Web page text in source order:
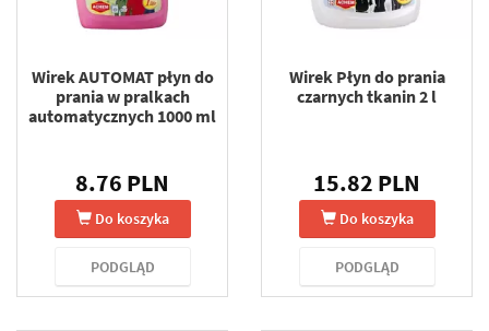
Wirek AUTOMAT płyn do
prania w pralkach
automatycznych 1000 ml
8.76 PLN
Do koszyka
PODGLĄD
Wirek Płyn do prania
czarnych tkanin 2 l
15.82 PLN
Do koszyka
PODGLĄD